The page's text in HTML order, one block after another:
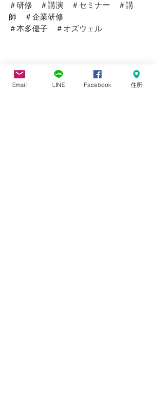
＃研修　＃講演　＃セミナー　＃講
師　＃企業研修
＃本多優子　＃オズウェル
Email LINE Facebook 住所